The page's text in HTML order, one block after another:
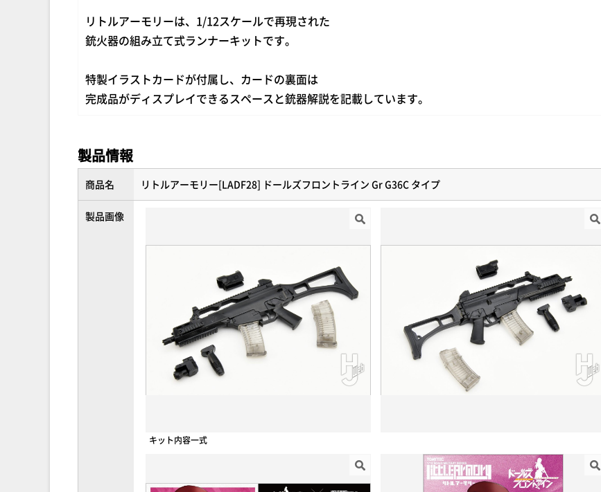
リトルアーモリーは、1/12スケールで再現された
銃火器の組み立て式ランナーキットです。
特製イラストカードが付属し、カードの裏面は
完成品がディスプレイできるスペースと銃器解説を記載しています。
製品情報
商品名 リトルアーモリー[LADF28] ドールズフロントライン Gr G36C タイプ
製品画像
キット内容一式